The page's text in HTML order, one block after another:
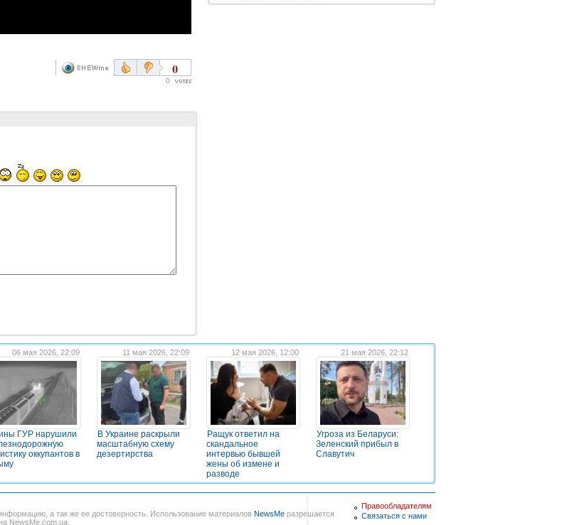
0
0
06 мая 2026, 22:09
ГУР нарушили
оккупантов в
11 мая 2026, 22:09
В Украине раскрыли
масштабную схему
дезертирства
12 мая 2026, 12:00
Ращук ответил на
скандальное
интервью бывшей
жены об измене и
разводе
21 мая 2026, 22:12
Угроза из Беларуси:
Зеленский прибыл в
Славутич
а так же ее достоверность. Использование материалов NewsMe разрешается
NewsMe.com.ua.
Правообладателям
Связаться с нами